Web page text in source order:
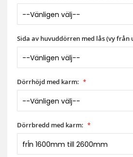
Sida av huvuddörren med lås (vy från
Dörrhöjd med karm:
Dörrbredd med karm: